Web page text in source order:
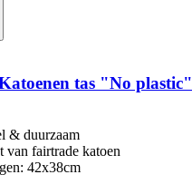
tas "No plastic"
& duurzaam
van fairtrade katoen
42x38cm